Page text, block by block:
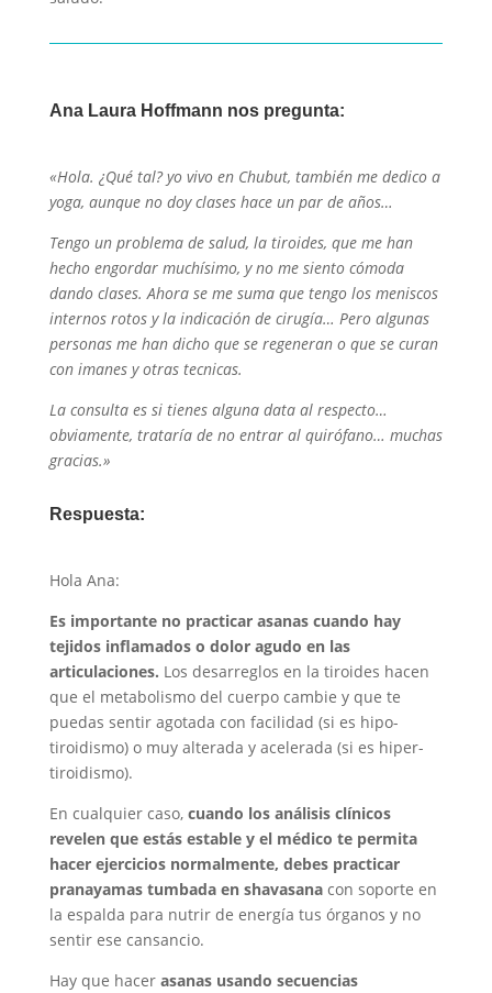
Ana Laura Hoffmann nos pregunta:
«Hola. ¿Qué tal? yo vivo en Chubut, también me dedico a
yoga, aunque no doy clases hace un par de años…
Tengo un problema de salud, la tiroides, que me han
hecho engordar muchísimo, y no me siento cómoda
dando clases. Ahora se me suma que tengo los meniscos
internos rotos y la indicación de cirugía… Pero algunas
personas me han dicho que se regeneran o que se curan
con imanes y otras tecnicas.
La consulta es si tienes alguna data al respecto…
obviamente, trataría de no entrar al quirófano… muchas
gracias.»
Respuesta:
Hola Ana:
Es importante no practicar asanas cuando hay
tejidos inflamados o dolor agudo en las
articulaciones. Los desarreglos en la tiroides hacen
que el metabolismo del cuerpo cambie y que te
puedas sentir agotada con facilidad (si es hipo-
tiroidismo) o muy alterada y acelerada (si es hiper-
tiroidismo).
En cualquier caso, cuando los análisis clínicos
revelen que estás estable y el médico te permita
hacer ejercicios normalmente, debes practicar
pranayamas tumbada en shavasanacon soporte en
la espalda para nutrir de energía tus órganos y no
sentir ese cansancio.
Hay que hacer asanas usando secuencias